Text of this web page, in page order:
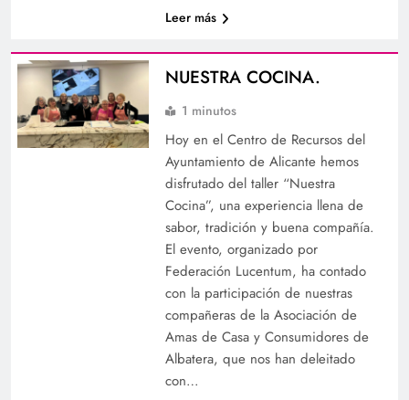
Leer más
NUESTRA COCINA.
1 minutos
Hoy en el Centro de Recursos del
Ayuntamiento de Alicante hemos
disfrutado del taller “Nuestra
Cocina”, una experiencia llena de
sabor, tradición y buena compañía.
El evento, organizado por
Federación Lucentum, ha contado
con la participación de nuestras
compañeras de la Asociación de
Amas de Casa y Consumidores de
Albatera, que nos han deleitado
con…